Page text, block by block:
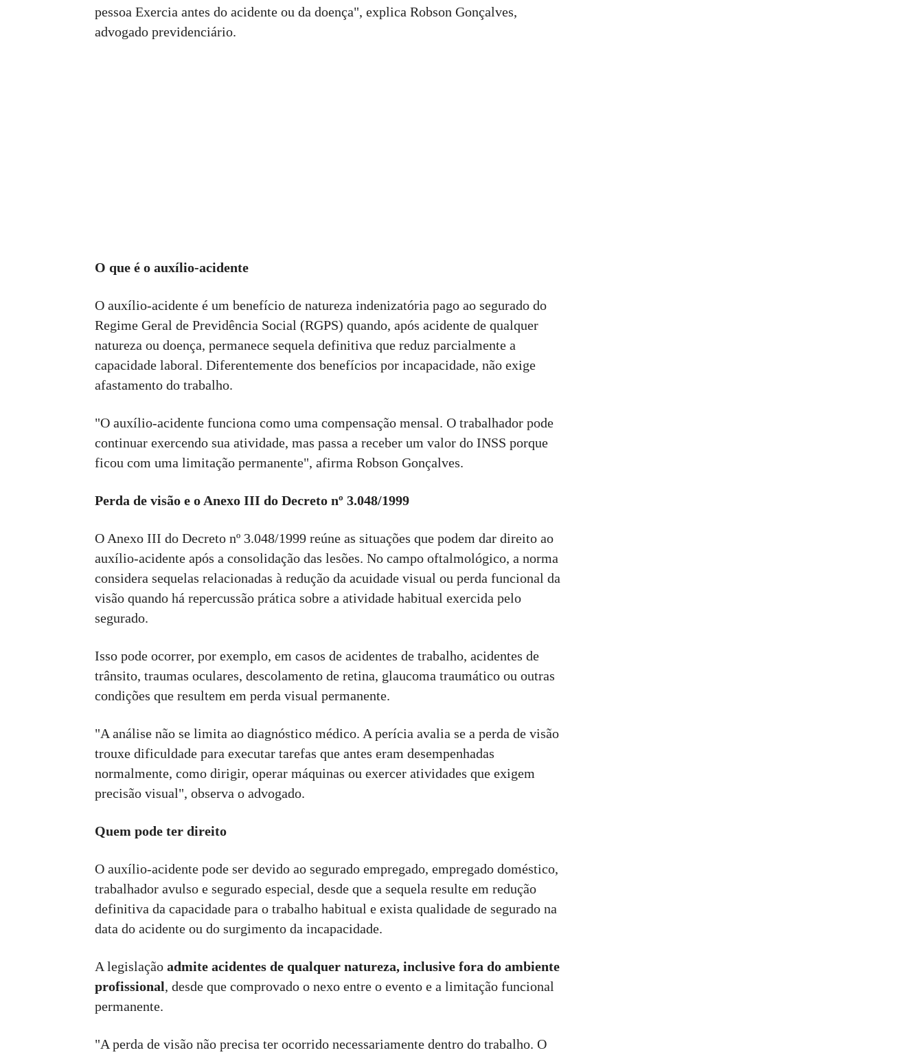
pessoa Exercia antes do acidente ou da doença", explica Robson Gonçalves,
advogado previdenciário.
O que é o auxílio-acidente
O auxílio-acidente é um benefício de natureza indenizatória pago ao segurado do
Regime Geral de Previdência Social (RGPS) quando, após acidente de qualquer
natureza ou doença, permanece sequela definitiva que reduz parcialmente a
capacidade laboral. Diferentemente dos benefícios por incapacidade, não exige
afastamento do trabalho.
"O auxílio-acidente funciona como uma compensação mensal. O trabalhador pode
continuar exercendo sua atividade, mas passa a receber um valor do INSS porque
ficou com uma limitação permanente", afirma Robson Gonçalves.
Perda de visão e o Anexo III do Decreto nº 3.048/1999
O Anexo III do Decreto nº 3.048/1999 reúne as situações que podem dar direito ao
auxílio-acidente após a consolidação das lesões. No campo oftalmológico, a norma
considera sequelas relacionadas à redução da acuidade visual ou perda funcional da
visão quando há repercussão prática sobre a atividade habitual exercida pelo
segurado.
Isso pode ocorrer, por exemplo, em casos de acidentes de trabalho, acidentes de
trânsito, traumas oculares, descolamento de retina, glaucoma traumático ou outras
condições que resultem em perda visual permanente.
"A análise não se limita ao diagnóstico médico. A perícia avalia se a perda de visão
trouxe dificuldade para executar tarefas que antes eram desempenhadas
normalmente, como dirigir, operar máquinas ou exercer atividades que exigem
precisão visual", observa o advogado.
Quem pode ter direito
O auxílio-acidente pode ser devido ao segurado empregado, empregado doméstico,
trabalhador avulso e segurado especial, desde que a sequela resulte em redução
definitiva da capacidade para o trabalho habitual e exista qualidade de segurado na
data do acidente ou do surgimento da incapacidade.
A legislação admite acidentes de qualquer natureza, inclusive fora do ambiente
profissional, desde que comprovado o nexo entre o evento e a limitação funcional
permanente.
"A perda de visão não precisa ter ocorrido necessariamente dentro do trabalho. O